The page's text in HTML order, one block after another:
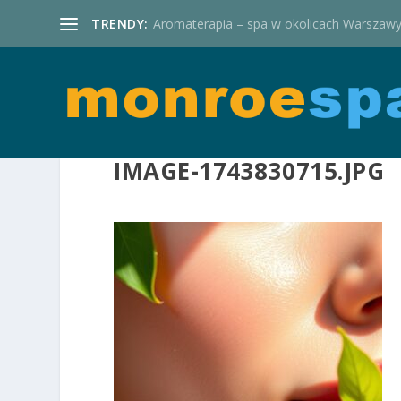
TRENDY: Aromaterapia – spa w okolicach Warszawy
IMAGE-1743830715.JPG